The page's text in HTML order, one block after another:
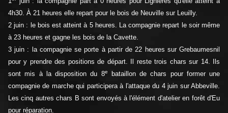
4h30. À 21 heures elle repart pour le bois de Neuville sur Leuilly.
2 juin : le bois est atteint à 5 heures. La compagnie repart le soir même
à 23 heures et gagne les bois de la Cavette.
3 juin : la compagnie se porte à partir de 22 heures sur Grebaumesnil
pour y prendre des positions de départ. Il reste trois chars sur 14. Ils
sont mis à la disposition du 8e
bataillon de chars pour former une
compagnie de marche qui participera à l'attaque du 4 juin sur Abbeville.
Les cinq autres chars B sont envoyés à l'élément d'atelier en forêt d'Eu
pour réparation.